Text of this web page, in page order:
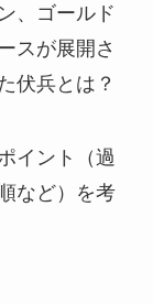
、ゴールド
スが展開さ
伏兵とは？
イント（過
など）を考